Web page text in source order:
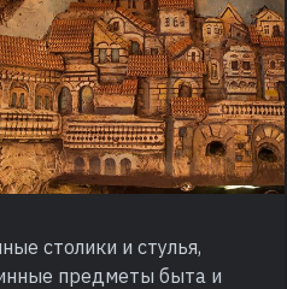
столики и стулья,
предметы быта и